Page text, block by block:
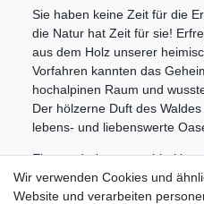
Sie haben keine Zeit für die
die Natur hat Zeit für sie!
aus dem Holz unserer
Vorfahren kannten das
hochalpinen Raum und
Der hölzerne Duft des
lebens- und liebenswerte
Ein wunderbares
Informationen
Wir verwenden Cookies und
Website und verarbeiten